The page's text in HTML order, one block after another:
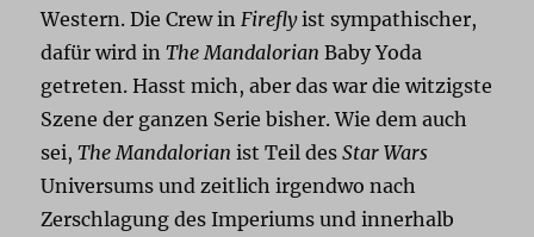
Western. Die Crew inFireflyist sympathischer,
dafür wird inThe Mandalorian Baby Yoda
getreten. Hasst mich, aber das war die witzigste
Szene der ganzen Serie bisher. Wie dem auch
sei,The Mandalorian ist Teil desStar Wars
Universums und zeitlich irgendwo nach
Zerschlagung des Imperiums und innerhalb